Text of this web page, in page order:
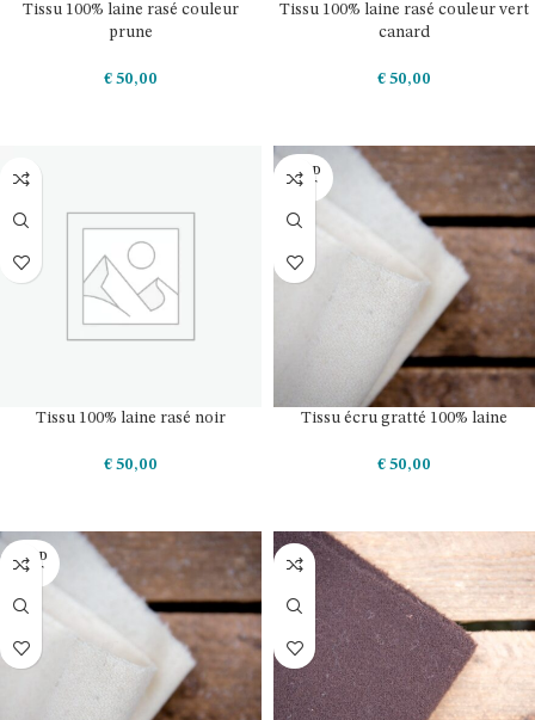
Tissu 100% laine rasé couleur
prune
€ 50,00
Tissu 100% laine rasé couleur vert
canard
€ 50,00
Tissu 100% laine rasé noir
€ 50,00
SOLD
OUT
Tissu écru gratté 100% laine
€ 50,00
SOLD
OUT